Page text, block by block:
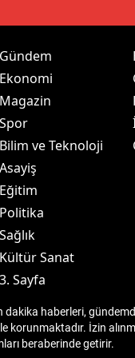
Gündem
Ekonomi
Magazin
Spor
Bilim ve Teknoloji
Asayiş
Eğitim
Politika
Sağlık
Kültür Sanat
3. Sayfa
haberleri,
korunmaktadır. İzin
beraberinde getirir.